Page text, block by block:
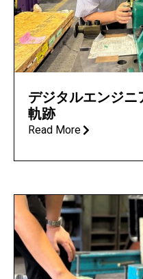
デジタルエンジ
軌跡
Read More